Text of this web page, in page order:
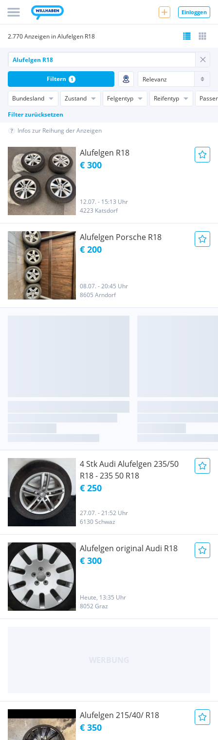
Einloggen
2.770 Anzeigen in Alufelgen R18
Bundesland Zustand Felgentyp Reifentyp
Filter zurücksetzen
Filtern 1
Infos zur Reihung der Anzeigen
Alufelgen R18
€ 300
12.07. - 15:13 Uhr
4223 Katsdorf
Alufelgen Porsche R18
€ 200
08.07. - 20:45 Uhr
8605 Arndorf
4 Stk Audi Alufelgen 235/50
R18 - 235 50 R18
€ 250
27.07. - 21:52 Uhr
6130 Schwaz
Alufelgen original Audi R18
€ 300
Heute, 13:35 Uhr
8052 Graz
Alufelgen 215/40/ R18
€ 350